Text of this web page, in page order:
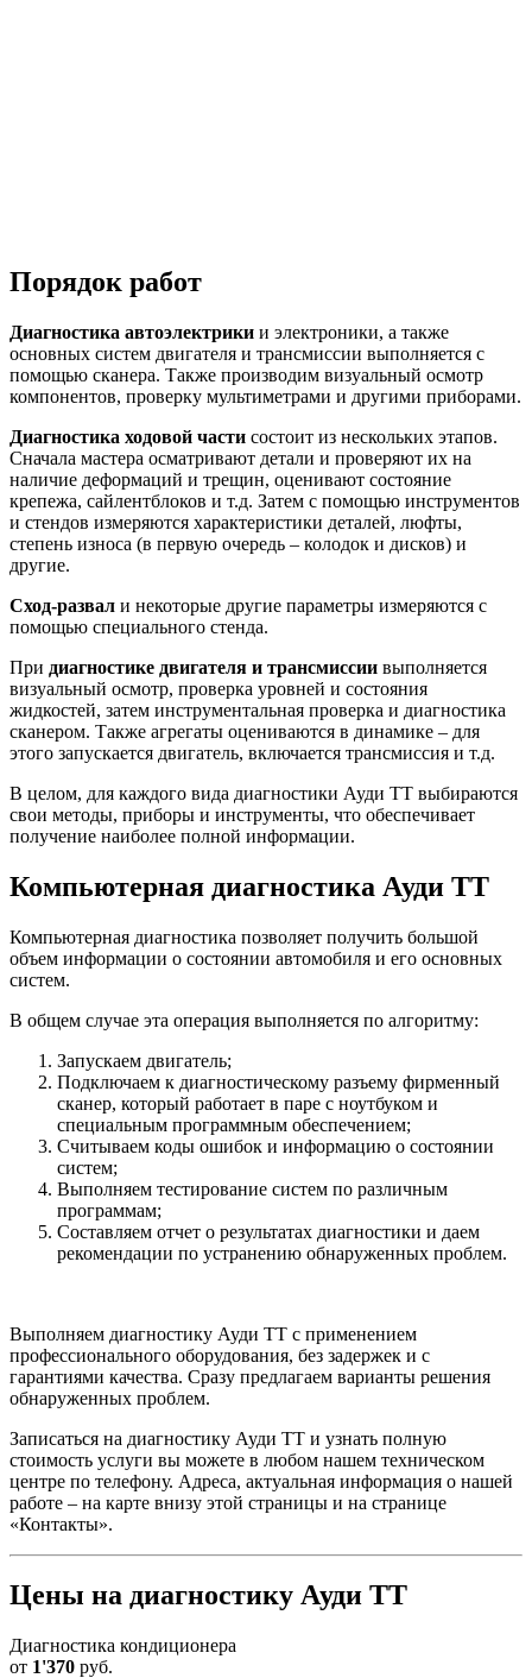
Порядок работ
Диагностика автоэлектрики и электроники, а также
основных систем двигателя и трансмиссии выполняется с
помощью сканера. Также производим визуальный осмотр
компонентов, проверку мультиметрами и другими приборами.
Диагностика ходовой части состоит из нескольких этапов.
Сначала мастера осматривают детали и проверяют их на
наличие деформаций и трещин, оценивают состояние
крепежа, сайлентблоков и т.д. Затем с помощью инструментов
и стендов измеряются характеристики деталей, люфты,
степень износа (в первую очередь – колодок и дисков) и
другие.
Сход-развал и некоторые другие параметры измеряются с
помощью специального стенда.
При диагностике двигателя и трансмиссии выполняется
визуальный осмотр, проверка уровней и состояния
жидкостей, затем инструментальная проверка и диагностика
сканером. Также агрегаты оцениваются в динамике – для
этого запускается двигатель, включается трансмиссия и т.д.
В целом, для каждого вида диагностики Ауди ТТ выбираются
свои методы, приборы и инструменты, что обеспечивает
получение наиболее полной информации.
Компьютерная диагностика Ауди ТТ
Компьютерная диагностика позволяет получить большой
объем информации о состоянии автомобиля и его основных
систем.
В общем случае эта операция выполняется по алгоритму:
Запускаем двигатель;
Подключаем к диагностическому разъему фирменный
сканер, который работает в паре с ноутбуком и
специальным программным обеспечением;
Считываем коды ошибок и информацию о состоянии
систем;
Выполняем тестирование систем по различным
программам;
Составляем отчет о результатах диагностики и даем
рекомендации по устранению обнаруженных проблем.
Выполняем диагностику Ауди ТТ с применением
профессионального оборудования, без задержек и с
гарантиями качества. Сразу предлагаем варианты решения
обнаруженных проблем.
Записаться на диагностику Ауди ТТ и узнать полную
стоимость услуги вы можете в любом нашем техническом
центре по телефону. Адреса, актуальная информация о нашей
работе – на карте внизу этой страницы и на странице
«Контакты».
Цены на диагностику Ауди ТТ
Диагностика кондиционера
от 1'370 руб.